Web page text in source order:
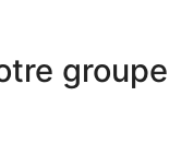
groupe